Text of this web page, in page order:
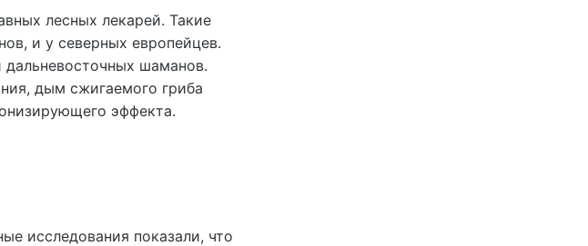
лесных лекарей. Такие
и у северных европейцев.
шаманов.
дым сжигаемого гриба
эффекта.
исследования показали, что